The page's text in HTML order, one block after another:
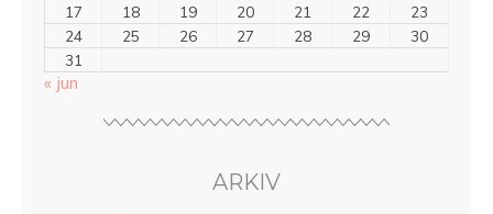
17
18 19 20 21 22
23
24
25 26 27 28 29
30
31
« jun
ARKIV